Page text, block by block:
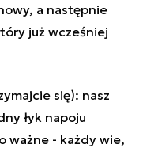
a następnie
już wcześniej
się): nasz
łyk napoju
ważne - każdy wie,